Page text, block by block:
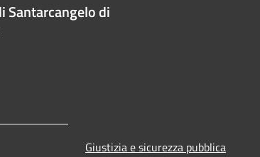
Santarcangelo di
Giustizia e sicurezza pubblica